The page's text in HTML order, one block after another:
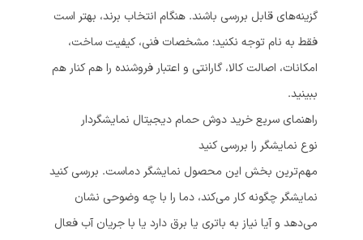
گزینه‌های قابل بررسی باشند. هنگام انتخاب برند، بهتر است
فقط به نام توجه نکنید؛ مشخصات فنی، کیفیت ساخت،
امکانات، اصالت کالا، گارانتی و اعتبار فروشنده را هم کنار هم
ببینید.
راهنمای سریع خرید دوش حمام دیجیتال نمایشگردار
نوع نمایشگر را بررسی کنید
مهم‌ترین بخش این محصول نمایشگر دماست. بررسی کنید
نمایشگر چگونه کار می‌کند، دما را با چه وضوحی نشان
می‌دهد و آیا نیاز به باتری یا برق دارد یا با جریان آب فعال